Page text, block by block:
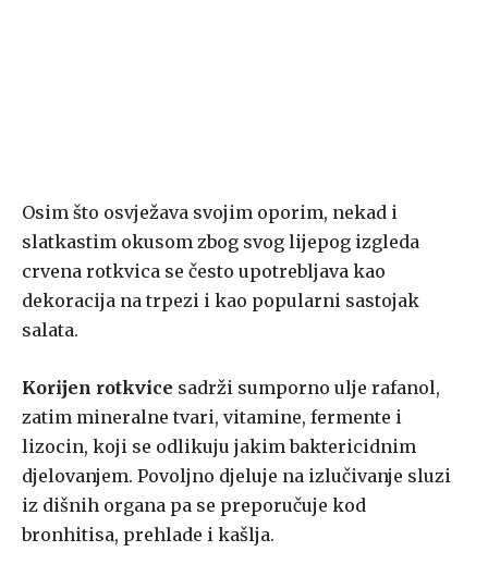
Osim što osvježava svojim oporim, nekad i
slatkastim okusom zbog svog lijepog izgleda
crvena rotkvica se često upotrebljava kao
dekoracija na trpezi i kao popularni sastojak
salata.
Korijen rotkvice sadrži sumporno ulje rafanol,
zatim mineralne tvari, vitamine, fermente i
lizocin, koji se odlikuju jakim baktericidnim
djelovanjem. Povoljno djeluje na izlučivanje sluzi
iz dišnih organa pa se preporučuje kod
bronhitisa, prehlade i kašlja.